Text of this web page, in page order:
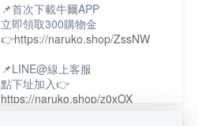
📌首次下載牛爾APP
立即領取300購物金
👉https://naruko.shop/ZssNW
📌LINE@線上客服
點下址加入👉
https://naruko.shop/z0xOX